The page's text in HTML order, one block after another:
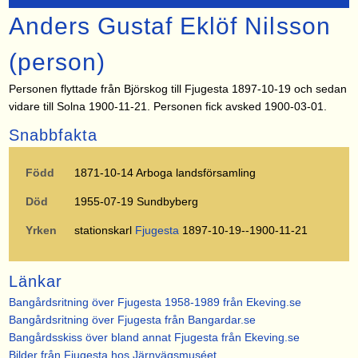
Anders Gustaf Eklöf Nilsson
(person)
Personen flyttade från Björskog till Fjugesta 1897-10-19 och sedan
vidare till Solna 1900-11-21. Personen fick avsked 1900-03-01.
Snabbfakta
Född 1871-10-14 Arboga landsförsamling
Död 1955-07-19 Sundbyberg
Yrken stationskarl Fjugesta 1897-10-19--1900-11-21
Länkar
Bangårdsritning över Fjugesta 1958-1989 från Ekeving.se
Bangårdsritning över Fjugesta från Bangardar.se
Bangårdsskiss över bland annat Fjugesta från Ekeving.se
Bilder från Fjugesta hos Järnvägsmuséet